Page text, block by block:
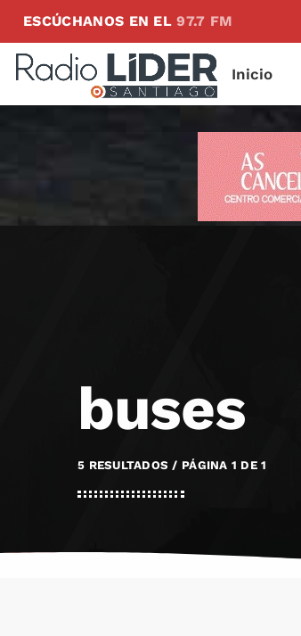
ESCÚCHANOS EN EL97.7 FM
Inicio
buses
5 RESULTADOS / PÁGINA 1 DE 1